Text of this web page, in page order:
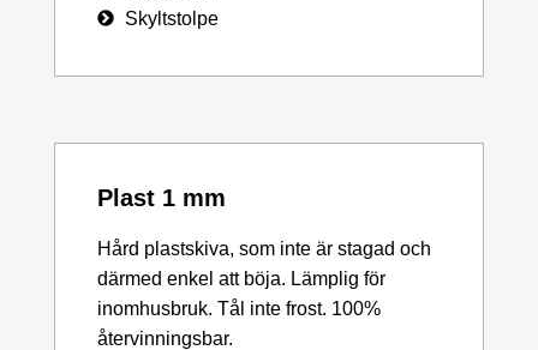
Skyltstolpe
Plast 1 mm
Hård plastskiva, som inte är stagad och
därmed enkel att böja. Lämplig för
inomhusbruk. Tål inte frost. 100%
återvinningsbar.